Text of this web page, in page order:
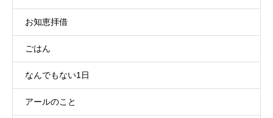
お知恵拝借
ごはん
なんでもない1日
アールのこと